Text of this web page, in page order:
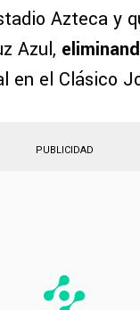
Azteca y
Azul,
en el Clásico
PUBLICIDAD